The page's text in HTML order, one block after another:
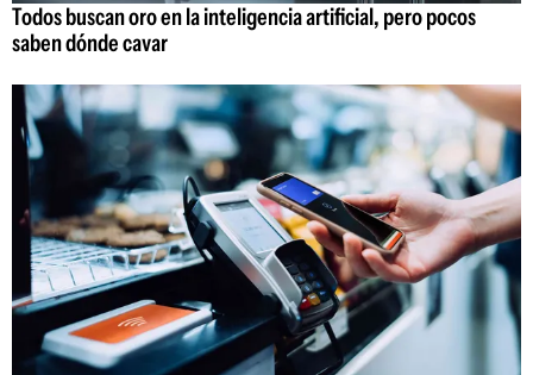
Todos buscan oro en la inteligencia artificial, pero pocos
saben dónde cavar